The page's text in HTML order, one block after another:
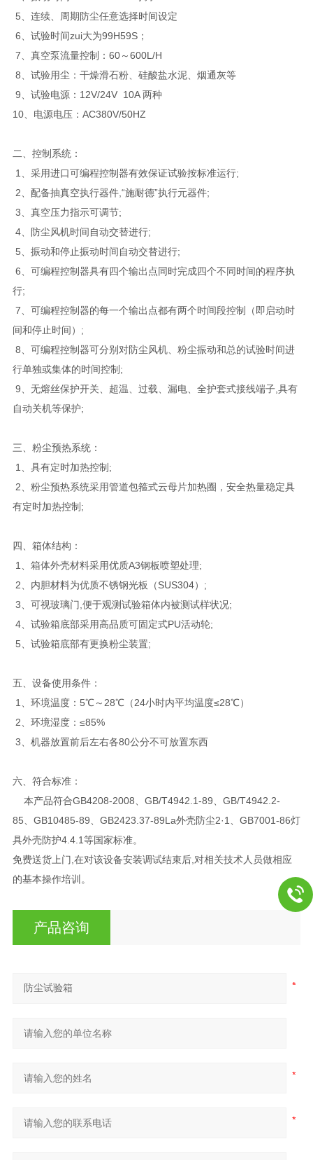
5、连续、周期防尘任意选择时间设定
6、试验时间zui大为99H59S；
7、真空泵流量控制：60～600L/H
8、试验用尘：干燥滑石粉、硅酸盐水泥、烟通灰等
9、试验电源：12V/24V 10A 两种
10、电源电压：AC380V/50HZ
二、控制系统：
1、采用进口可编程控制器有效保证试验按标准运行;
2、配备抽真空执行器件,“施耐德”执行元器件;
3、真空压力指示可调节;
4、防尘风机时间自动交替进行;
5、振动和停止振动时间自动交替进行;
6、可编程控制器具有四个输出点同时完成四个不同时间的程序执
行;
7、可编程控制器的每一个输出点都有两个时间段控制（即启动时
间和停止时间）;
8、可编程控制器可分别对防尘风机、粉尘振动和总的试验时间进
行单独或集体的时间控制;
9、无熔丝保护开关、超温、过载、漏电、全护套式接线端子,具有
自动关机等保护;
三、粉尘预热系统：
1、具有定时加热控制;
2、粉尘预热系统采用管道包箍式云母片加热圈，安全热量稳定具
有定时加热控制;
四、箱体结构：
1、箱体外壳材料采用优质A3钢板喷塑处理;
2、内胆材料为优质不锈钢光板（SUS304）;
3、可视玻璃门,便于观测试验箱体内被测试样状况;
4、试验箱底部采用高品质可固定式PU活动轮;
5、试验箱底部有更换粉尘装置;
五、设备使用条件：
1、环境温度：5℃～28℃（24小时内平均温度≤28℃）
2、环境湿度：≤85%
3、机器放置前后左右各80公分不可放置东西
六、符合标准：
本产品符合GB4208-2008、GB/T4942.1-89、GB/T4942.2-
85、GB10485-89、GB2423.37-89La外壳防尘2·1、GB7001-86灯
具外壳防护4.4.1等国家标准。
免费送货上门,在对该设备安装调试结束后,对相关技术人员做相应
的基本操作培训。
产品咨询